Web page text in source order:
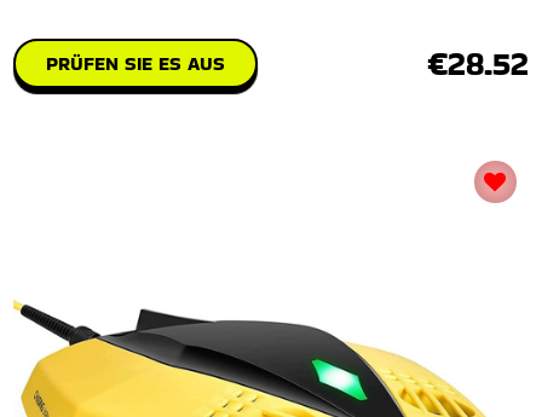
PRÜFEN SIE ES AUS €28.52